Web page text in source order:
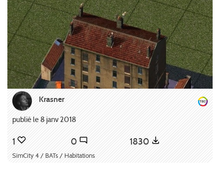
Krasner
publié le 8 janv 2018
1 0 1830
SimCity 4 / BATs / Habitations